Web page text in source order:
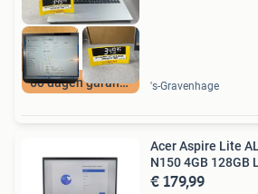
60 dagen garantie 's-Gravenhage
Acer Aspire Lite
N150 4GB 128GB
€ 179,99